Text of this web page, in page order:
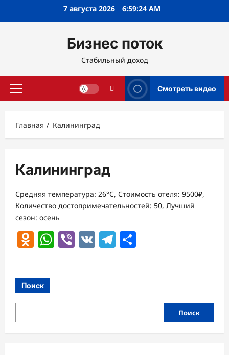
7 августа 2026 6:59:25 AM
Бизнес поток
Стабильный доход
Основное
Смотреть видео
Главная Калининград
Калининград
Средняя температура: 26°C, Стоимость отеля: 9500₽,
Количество достопримечательностей: 50, Лучший
сезон: осень
Odnoklassniki
WhatsApp
Viber
VK Telegram
Поиск
Поиск